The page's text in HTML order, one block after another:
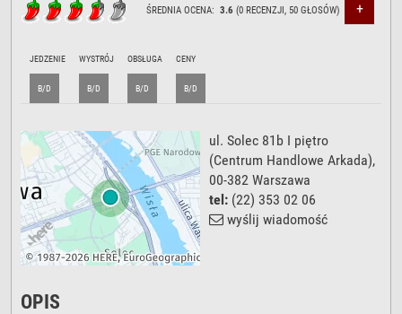
ŚREDNIA OCENA:3.6 (0 RECENZJI, 50 GŁOSÓW) +
JEDZENIE
B/D
WYSTRÓJ
B/D
OBSŁUGA
B/D
CENY
B/D
ul. Solec 81b I piętro
(Centrum Handlowe Arkada),
00-382 Warszawa
tel: (22) 353 02 06
wyślij wiadomość
OPIS